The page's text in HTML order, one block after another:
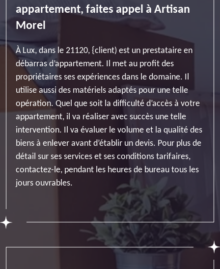
appartement, faites appel à Artisan
Morel
À Lux, dans le 21120, {client) est un prestataire en
débarras d’appartement. Il met au profit des
propriétaires ses expériences dans le domaine. Il
utilise aussi des matériels adaptés pour une telle
opération. Quel que soit la difficulté d’accès à votre
appartement, il va réaliser avec succès une telle
intervention. Il va évaluer le volume et la qualité des
biens à enlever avant d’établir un devis. Pour plus de
détail sur ses services et ses conditions tarifaires,
contactez-le, pendant les heures de bureau tous les
jours ouvrables.